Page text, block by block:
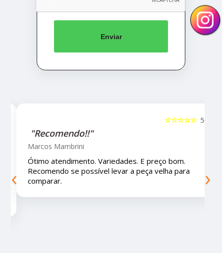
Enviar
5
☆☆☆☆☆
"Recomendo!!!"
Letícia Brito
Ótimo lugar, vendedores super atenciosos e
educados e preços muito bons!
‹ ›